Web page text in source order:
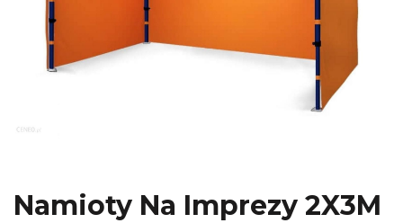
Namioty Na Imprezy 2X3M